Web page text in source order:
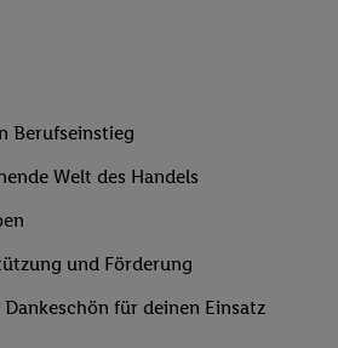
Berufseinstieg
Welt des Handels
und Förderung
für deinen Einsatz